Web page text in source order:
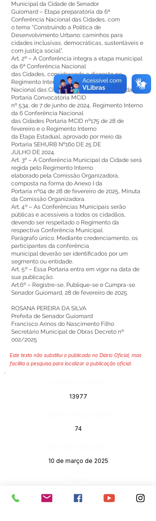
Municipal da Cidade de Senador
Guiomard – Etapa preparatória da 6ª
Conferência Nacional das Cidades, com
o tema “Construindo a Política de
Desenvolvimento Urbano: caminhos para
cidades inclusivas, democráticas, sustentáveis e
com justiça social”.
Art. 2º – A Conferência integra a etapa municipal
da 6ª Conferência Nacional
das Cidades, considerando o disposto no
Regimento Interno da 6ª Conferência
Nacional das Cidades, aprovado por meio da
Portaria Convocatória MCID
nº 534, de 7 de junho de 2024, Regimento Interno
da 6 Conferência Nacional
das Cidades Portaria MCID nº175 de 28 de
fevereiro e o Regimento Interno
da Etapa Estadual, aprovado por meio da
Portaria SEHURB Nº160 DE 25 DE
JULHO DE 2024.
Art. 3º – A Conferência Municipal da Cidade será
regida pelo Regimento Interno
elaborado pela Comissão Organizadora,
composta na forma do Anexo I da
Portaria nº04 de 28 de fevereiro de 2025, Minuta
da Comissão Organizadora.
Art. 4º – As Conferências Municipais serão
públicas e acessíveis a todos os cidadãos,
devendo ser respeitado o Regimento da
respectiva Conferência Municipal.
Parágrafo único. Mediante credenciamento, os
participantes da conferência
municipal deverão ser identificados por um
segmento ou entidade.
Art. 5º – Essa Portaria entra em vigor na data de
sua publicação.
Art.6º – Registre-se, Publique-se e Cumpra-se.
Senador Guiomard, 28 de fevereiro de 2025.
ROSANA PEREIRA DA SILVA
Prefeita de Senador Guiomard
Francisco Arinos do Nascimento Filho
Secretário Municipal de Obras Decreto nº
002/2025
Este texto não substitui o publicado no Diário Oficial, mas
facilita a pesquisa para localizar a publicação oficial.
13977
74
10 de março de 2025
Gabinete do Prefeito(a)